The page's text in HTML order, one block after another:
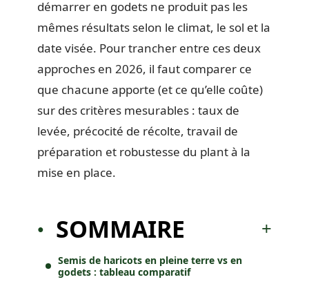
démarrer en godets ne produit pas les
mêmes résultats selon le climat, le sol et la
date visée. Pour trancher entre ces deux
approches en 2026, il faut comparer ce
que chacune apporte (et ce qu’elle coûte)
sur des critères mesurables : taux de
levée, précocité de récolte, travail de
préparation et robustesse du plant à la
mise en place.
SOMMAIRE
Semis de haricots en pleine terre vs en
godets : tableau comparatif